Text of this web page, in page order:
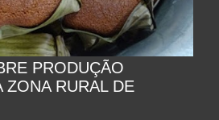
PRODUÇÃO
ZONA RURAL DE